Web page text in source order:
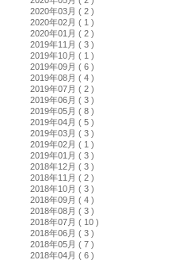
2020年03月 ( 2 )
2020年02月 ( 1 )
2020年01月 ( 2 )
2019年11月 ( 3 )
2019年10月 ( 1 )
2019年09月 ( 6 )
2019年08月 ( 4 )
2019年07月 ( 2 )
2019年06月 ( 3 )
2019年05月 ( 8 )
2019年04月 ( 5 )
2019年03月 ( 3 )
2019年02月 ( 1 )
2019年01月 ( 3 )
2018年12月 ( 3 )
2018年11月 ( 2 )
2018年10月 ( 3 )
2018年09月 ( 4 )
2018年08月 ( 3 )
2018年07月 ( 10 )
2018年06月 ( 3 )
2018年05月 ( 7 )
2018年04月 ( 6 )